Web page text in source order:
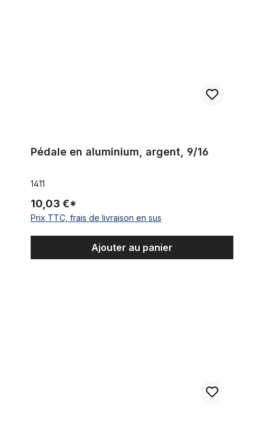
Pédale en aluminium, argent, 9/16
1411
10,03 €*
Prix TTC, frais de livraison en sus
Ajouter au panier